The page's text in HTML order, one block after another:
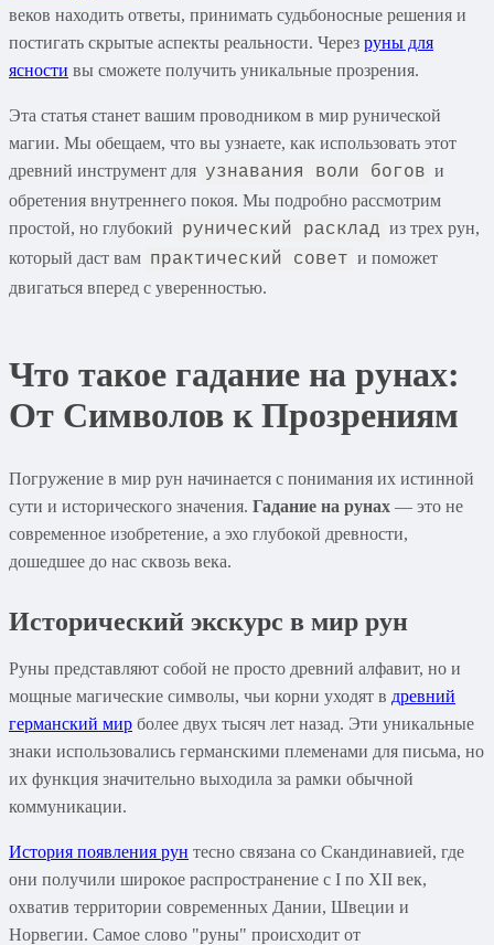
веков находить ответы, принимать судьбоносные решения и
постигать скрытые аспекты реальности. Через руны для
ясности вы сможете получить уникальные прозрения.
Эта статья станет вашим проводником в мир рунической
магии. Мы обещаем, что вы узнаете, как использовать этот
древний инструмент для узнавания воли богов и
обретения внутреннего покоя. Мы подробно рассмотрим
простой, но глубокий рунический расклад из трех рун,
который даст вам практический совет и поможет
двигаться вперед с уверенностью.
Что такое гадание на рунах:
От Символов к Прозрениям
Погружение в мир рун начинается с понимания их истинной
сути и исторического значения. Гадание на рунах — это не
современное изобретение, а эхо глубокой древности,
дошедшее до нас сквозь века.
Исторический экскурс в мир рун
Руны представляют собой не просто древний алфавит, но и
мощные магические символы, чьи корни уходят в древний
германский мир более двух тысяч лет назад. Эти уникальные
знаки использовались германскими племенами для письма, но
их функция значительно выходила за рамки обычной
коммуникации.
История появления рун тесно связана со Скандинавией, где
они получили широкое распространение с I по XII век,
охватив территории современных Дании, Швеции и
Норвегии. Самое слово "руны" происходит от